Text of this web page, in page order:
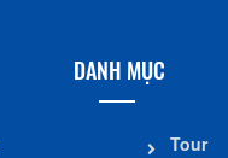
DANH MỤC
Tour